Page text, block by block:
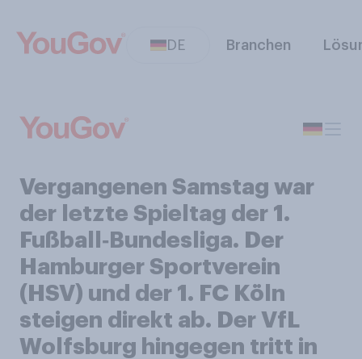
DE Branchen
Vergangenen Samstag war
der letzte Spieltag der 1.
Fußball‑Bundesliga. Der
Hamburger Sportverein
(HSV) und der 1. FC Köln
steigen direkt ab. Der VfL
Wolfsburg hingegen tritt in